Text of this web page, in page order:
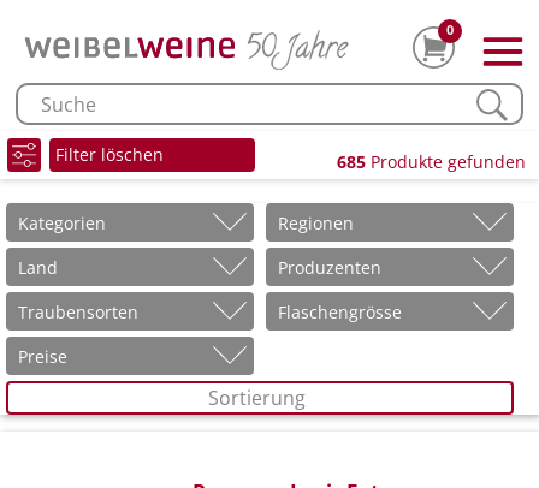
0
Filter löschen 685 Produkte gefunden
Kategorien
Regionen
Land
Produzenten
Traubensorten
Flaschengrösse
Preise
Sortierung